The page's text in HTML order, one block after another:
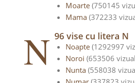
Moarte (750145
Mama (372233
N 96 vise cu litera N
Noapte (1292997
Noroi (653506
Nunta (558038